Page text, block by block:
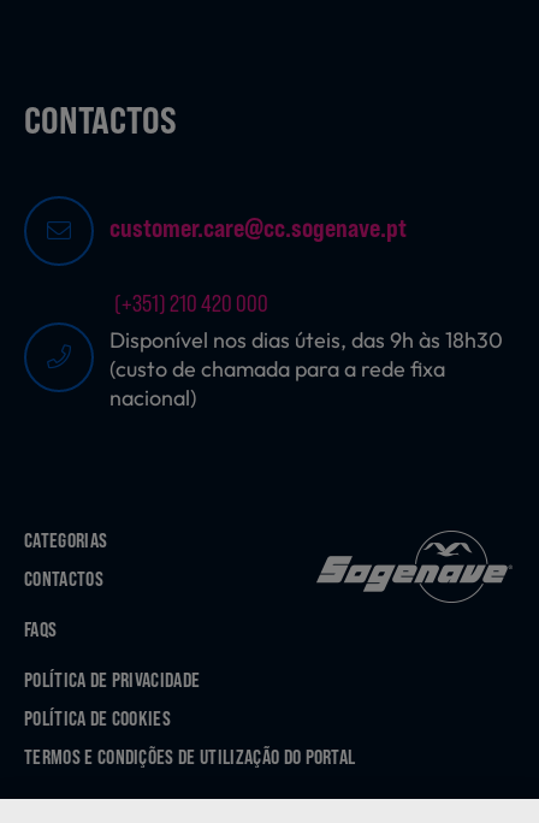
CONTACTOS
customer.care@cc.sogenave.pt
(+351) 210 420 000
Disponível nos dias úteis, das 9h às 18h30
(custo de chamada para a rede fixa
nacional)
CATEGORIAS
CONTACTOS
FAQS
POLÍTICA DE PRIVACIDADE
POLÍTICA DE COOKIES
TERMOS E CONDIÇÕES DE UTILIZAÇÃO DO PORTAL